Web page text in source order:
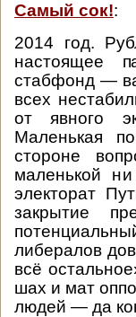
Самый сок!:
2014 год.
настоящее
стабфонд —
всех
от явного
Маленькая
стороне
маленькой
электорат
закрытие
либералов
всё
шах и мат
людей — да